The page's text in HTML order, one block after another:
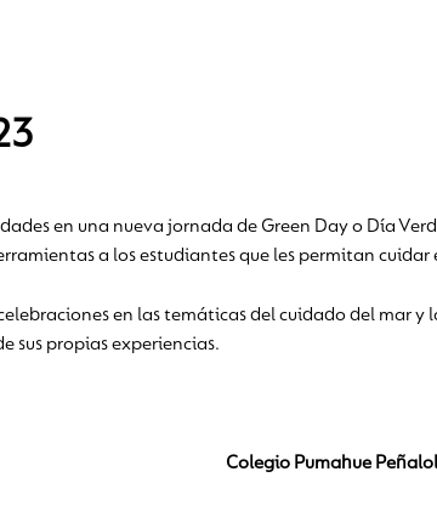
en una nueva jornada de Green Day o Día
a los estudiantes que les permitan
en las temáticas del cuidado del mar
sus propias experiencias.
Colegio Pumahue